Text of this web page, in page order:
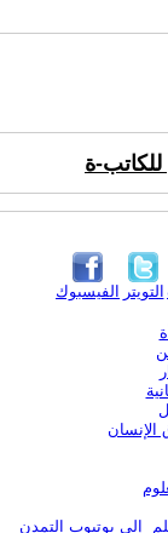
للكاتب-ة
الفيسبوك التويتر
الإنسان
إلى يوتيوب التمدن